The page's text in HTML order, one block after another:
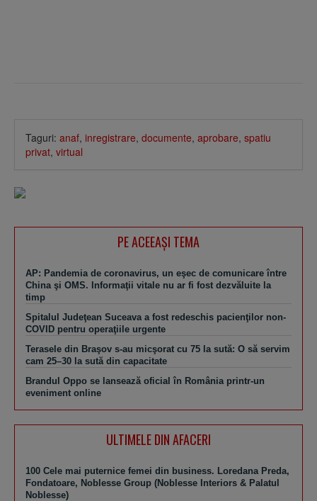
Taguri: anaf, inregistrare, documente, aprobare, spatiu
privat, virtual
PE ACEEAŞI TEMA
AP: Pandemia de coronavirus, un eşec de comunicare între
China şi OMS. Informaţii vitale nu ar fi fost dezvăluite la
timp
Spitalul Judeţean Suceava a fost redeschis pacienţilor non-
COVID pentru operaţiile urgente
Terasele din Braşov s-au micşorat cu 75 la sută: O să servim
cam 25–30 la sută din capacitate
Brandul Oppo se lansează oficial în România printr-un
eveniment online
ULTIMELE DIN AFACERI
100 Cele mai puternice femei din business. Loredana Preda,
Fondatoare, Noblesse Group (Noblesse Interiors & Palatul
Noblesse)